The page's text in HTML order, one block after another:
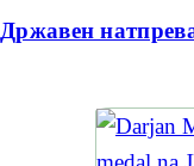
Државен